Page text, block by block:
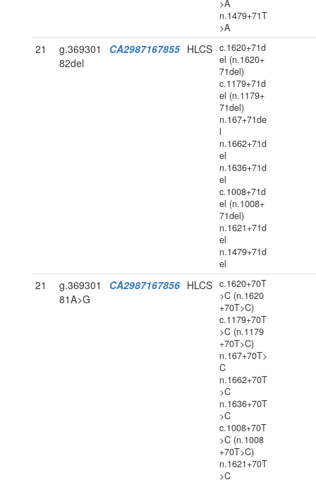
>A
n.1479+71T
>A
21
g.369301
82del
CA2987167855 HLCS c.1620+71d
el (n.1620+
71del)
c.1179+71d
el (n.1179+
71del)
n.167+71de
l
n.1662+71d
el
n.1636+71d
el
c.1008+71d
el (n.1008+
71del)
n.1621+71d
el
n.1479+71d
el
21
g.369301
81A>G
CA2987167856 HLCS c.1620+70T
>C (n.1620
+70T>C)
c.1179+70T
>C (n.1179
+70T>C)
n.167+70T>
C
n.1662+70T
>C
n.1636+70T
>C
c.1008+70T
>C (n.1008
+70T>C)
n.1621+70T
>C